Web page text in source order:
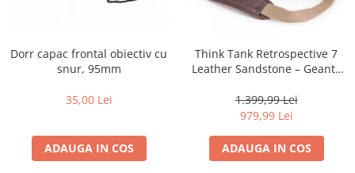
Dorr capac frontal obiectiv cu
snur, 95mm
35,00 Lei
ADAUGA IN COS
Think Tank Retrospective 7
Leather Sandstone – Geantă
DSLR/Mirrorless
1.399,99 Lei
979,99 Lei
ADAUGA IN COS